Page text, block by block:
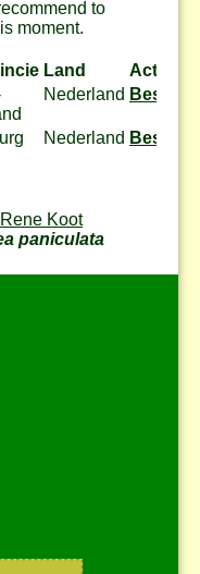
to
moment.
Land
Actie
Nederland Bestel
Nederland Bestel
paniculata